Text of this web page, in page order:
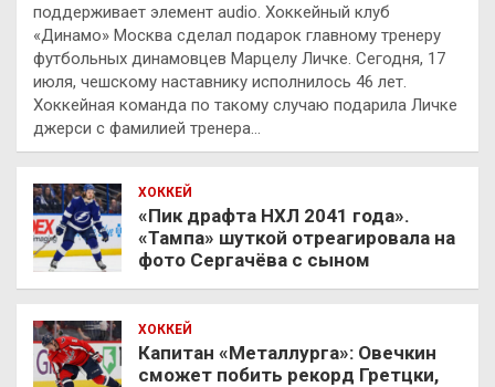
поддерживает элемент audio. Хоккейный клуб
«Динамо» Москва сделал подарок главному тренеру
футбольных динамовцев Марцелу Личке. Сегодня, 17
июля, чешскому наставнику исполнилось 46 лет.
Хоккейная команда по такому случаю подарила Личке
джерси с фамилией тренера…
ХОККЕЙ
«Пик драфта НХЛ 2041 года».
«Тампа» шуткой отреагировала на
фото Сергачёва с сыном
ХОККЕЙ
Капитан «Металлурга»: Овечкин
сможет побить рекорд Гретцки,